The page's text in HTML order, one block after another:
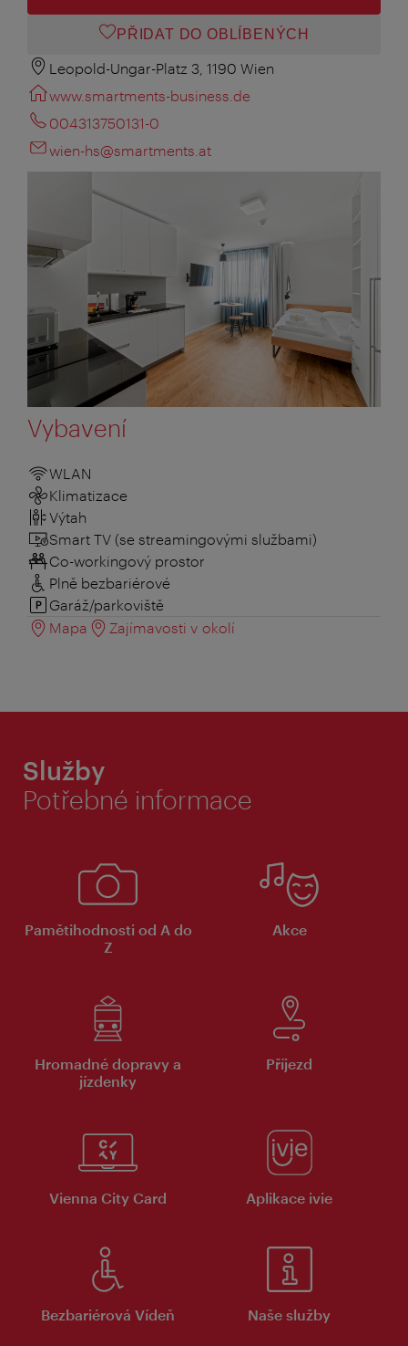
PŘIDAT DO OBLÍBENÝCH
Leopold-Ungar-Platz 3, 1190 Wien
www.smartments-business.de
004313750131-0
wien-hs@smartments.at
Vybavení
WLAN
Klimatizace
Výtah
Smart TV (se streamingovými službami)
Co-workingový prostor
Plně bezbariérové
Garáž/parkoviště
Mapa
Zajímavosti v okolí
Služby
Potřebné informace
Pamětihodnosti od A do
Z
Akce
Hromadné dopravy a
jízdenky
Příjezd
Vienna City Card Aplikace ivie
Bezbariérová Vídeň Naše služby